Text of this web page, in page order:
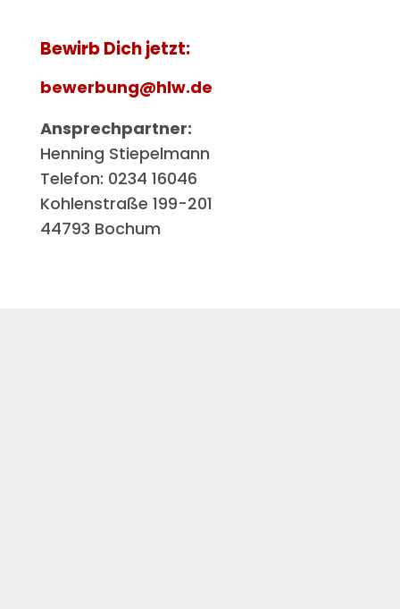
Bewirb Dich jetzt:
bewerbung@hlw.de
Ansprechpartner:
Henning Stiepelmann
Telefon: 0234 16046
Kohlenstraße 199-201
44793 Bochum